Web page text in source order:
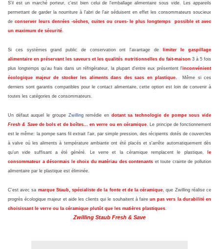
S'il est un marché porteur, c'est bien celui de l'emballage alimentaire sous vide. Les appareils
permettant de garder la nourriture à l'abri de l'air séduisent en effet les consommateurs soucieux
de conserver leurs denrées -sèches, cuites ou crues- le plus longtemps possible et avec
un maximum de sécurité.
Si ces systèmes grand public de conservation ont l'avantage de
limiter le gaspillage
alimentaire en préservant les saveurs et les qualités nutritionnelles du fait-maison 3 à 5 fois
plus longtemps qu'au frais dans un réfrigérateur, la plupart d'entre eux présentent l'inconvénient
écologique majeur de stocker les aliments dans des sacs en plastique.
Même si ces
derniers sont garantis compatibles pour le contact alimentaire, cette option est loin de convenir à
toutes les catégories de consommateurs.
Un défaut auquel le groupe Zwillingremédie en dotant sa technologie de pompe sous vide
Fresh & Savede bols et de boîtes... en verre ou en céramique. Le principe de fonctionnement
est le même: la pompe sans fil extrait l'air, par simple pression, des récipients dotés de couvercles
à valve où les aliments à température ambiante ont été placés et s'arrête automatiquement dès
qu'un vide suffisant a été généré. Le verre et la céramique remplacent le plastique,
le
consommateur a désormais le choix du matériau des contenants et toute crainte de pollution
alimentaire par le plastique est éliminée.
C'est avec sa marque Staub, spécialiste de la fonte et de la céramique, que Zwilling réalise ce
progrès écologique majeur et aide les clients qui le souhaitent à faireun pas vers la durabilité en
choisissant le verre ou la céramique plutôt que les matières plastiques.
Zwilling Staub Fresh & Save